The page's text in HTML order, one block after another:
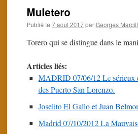
Muletero
Publié le 7 août 2017parGeorges
Torero qui se distingue dans le
Articles liés:
MADRID 07/06/12 Le sérieux
des Puerto San Lorenzo.
Joselito El Gallo et Juan
Madrid 07/10/2012 La